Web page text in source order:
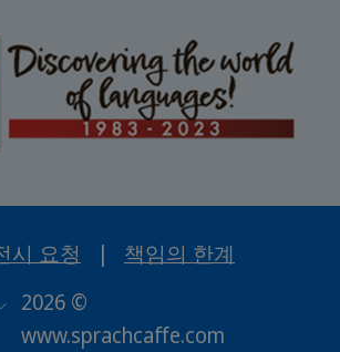
시 요청 |
책임의 한계
2026 ©
www.sprachcaffe.com